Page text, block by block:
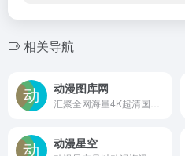
相关导航
动漫图库网
动漫星空